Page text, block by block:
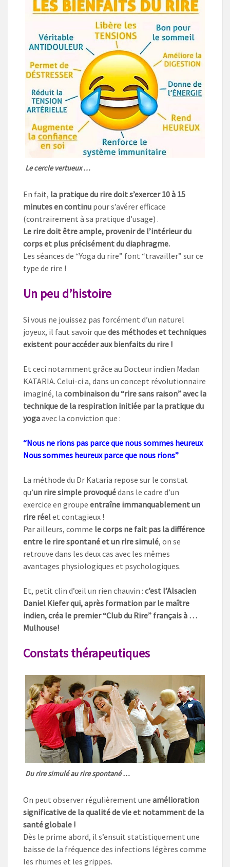
Le cercle vertueux …
En fait, la pratique du rire doit s’exercer 10 à 15
minutes en continu pour s’avérer efficace
(contrairement à sa pratique d’usage) .
Le rire doit être ample, provenir de l’intérieur du
corps et plus précisément du diaphragme.
Les séances de “Yoga du rire” font “travailler” sur ce
type de rire !
Un peu d’histoire
Si vous ne jouissez pas forcément d’un naturel
joyeux, il faut savoir que des méthodes et techniques
existent pour accéder aux bienfaits du rire !
Et ceci notamment grâce au Docteur indien Madan
KATARIA. Celui-ci a, dans un concept révolutionnaire
imaginé, la combinaison du “rire sans raison” avec la
technique de la respiration initiée par la pratique du
yogaavec la conviction que :
“Nous ne rions pas parce que nous sommes heureux
Nous sommes heureux parce que nous rions”
La méthode du Dr Kataria repose sur le constat
qu’un rire simple provoquédans le cadre d’un
exercice en groupe entraîne immanquablement un
rire réelet contagieux !
Par ailleurs, comme le corps ne fait pas la différence
entre le rire spontané et un rire simulé, on se
retrouve dans les deux cas avec les mêmes
avantages physiologiques et psychologiques.
Et, petit clin d’œil un rien chauvin : c’est l’Alsacien
Daniel Kiefer qui, après formation par le maître
indien, créa le premier “Club du Rire” français à …
Mulhouse!
Constats thérapeutiques
Du rire simulé au rire spontané …
On peut observer régulièrement une amélioration
significative de la qualité de vie et notamment de la
santé globale !
Dès le prime abord, il s’ensuit statistiquement une
baisse de la fréquence des infections légères comme
les rhumes et les grippes.